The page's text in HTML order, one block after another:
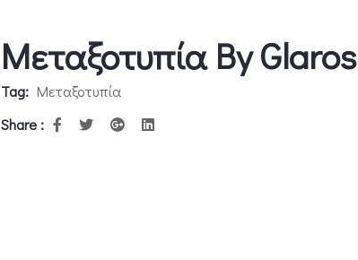
Μεταξοτυπία By Glaros
Tag: Μεταξοτυπία
Share :